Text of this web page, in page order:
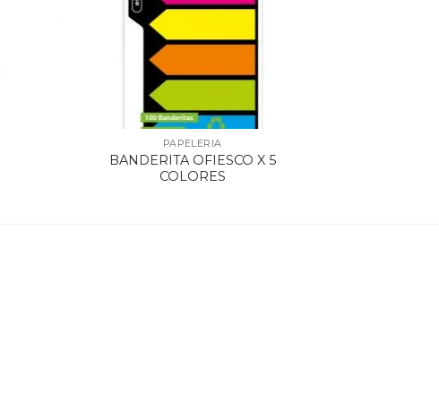
PAPELERIA
BANDERITA OFIESCO X 5
COLORES